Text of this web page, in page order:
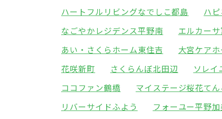
ハートフルリビングなでしこ都島
ハ
なごやかレジデンス平野南
エルカー
あい・さくらホーム東住吉
大宮ケア
花咲新町
さくらんぼ北田辺 ソレイ
ココファン鶴橋
マイステージ桜花てん
リバーサイドふよう
フォーユー平野